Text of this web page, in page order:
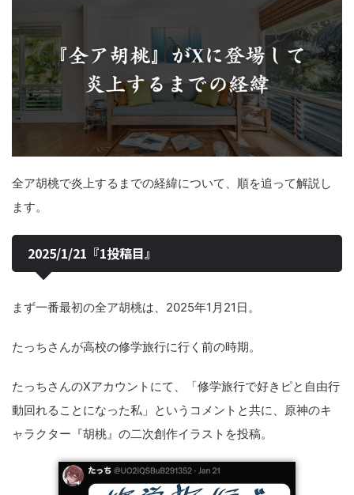
全ア胡桃で炎上するまでの経緯について、順を追って解説し
ます。
2025/1/21『1投稿目』
まず一番最初の全ア胡桃は、2025年1月21日。
たっちさんが高校の修学旅行に行く前の時期。
たっちさんのXアカウントにて、「修学旅行で好きピと自由行
動回れることになった私」というコメントと共に、原神のキ
ャラクター『胡桃』の二次創作イラストを投稿。